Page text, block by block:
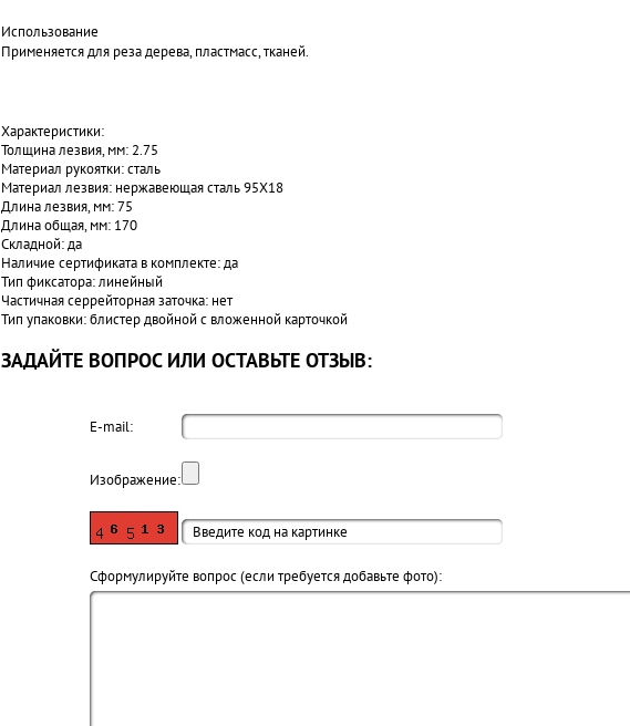
Использование
Применяется для реза дерева, пластмасс, тканей.
Характеристики:
Толщина лезвия, мм: 2.75
Материал рукоятки: сталь
Материал лезвия: нержавеющая сталь 95Х18
Длина лезвия, мм: 75
Длина общая, мм: 170
Складной: да
Наличие сертификата в комплекте: да
Тип фиксатора: линейный
Частичная серрейторная заточка: нет
Тип упаковки: блистер двойной с вложенной карточкой
ЗАДАЙТЕ ВОПРОС ИЛИ ОСТАВЬТЕ ОТЗЫВ:
E-mail:
Изображение:
Cформулируйте вопрос (если требуется добавьте фото):